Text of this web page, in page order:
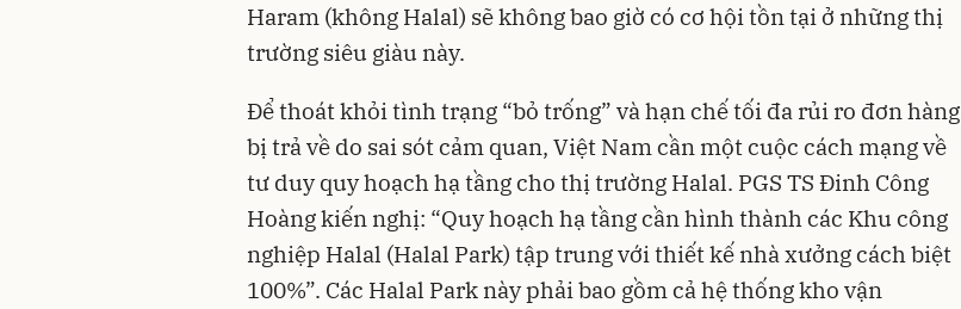
Haram (không Halal) sẽ không bao giờ có cơ hội tồn tại ở những thị
trường siêu giàu này.
Để thoát khỏi tình trạng “bỏ trống” và hạn chế tối đa rủi ro đơn hàng
bị trả về do sai sót cảm quan, Việt Nam cần một cuộc cách mạng về
tư duy quy hoạch hạ tầng cho thị trường Halal. PGS TS Đinh Công
Hoàng kiến nghị: “Quy hoạch hạ tầng cần hình thành các Khu công
nghiệp Halal (Halal Park) tập trung với thiết kế nhà xưởng cách biệt
100%”. Các Halal Park này phải bao gồm cả hệ thống kho vận